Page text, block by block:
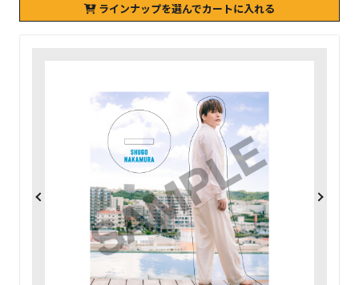
ラインナップを選んでカートに入れる